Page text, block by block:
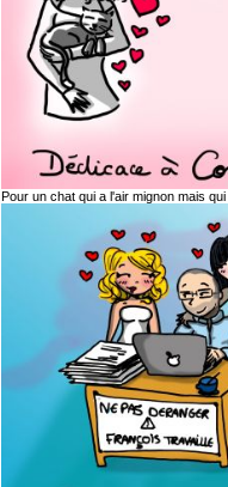
Pour un chat qui a l'air mignon mais